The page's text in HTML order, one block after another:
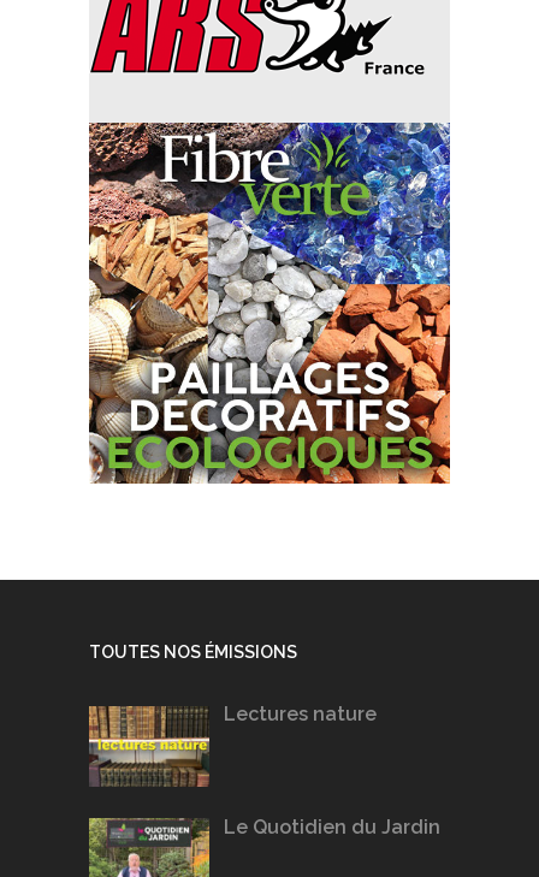
TOUTES NOS ÉMISSIONS
Lectures nature
Le Quotidien du Jardin